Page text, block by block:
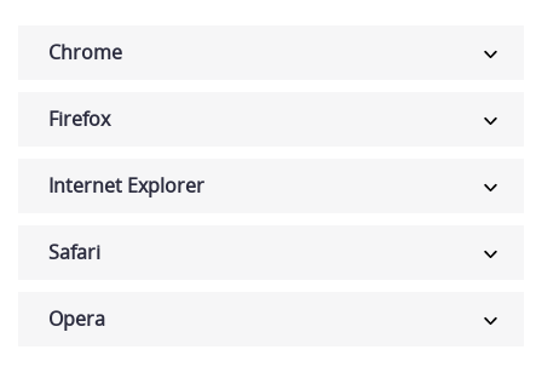
Chrome
Firefox
Internet Explorer
Safari
Opera